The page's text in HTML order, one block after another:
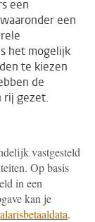
een
een
het mogelijk
te kiezen
de
rij gezet.
vastgesteld
Op basis
in een
kan je
.